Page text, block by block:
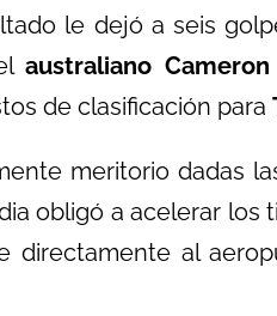
le dejó a seis
australiano Cameron
de clasificación para
meritorio dadas
obligó a acelerar los
al